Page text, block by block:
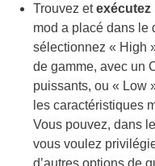
Trouvez etexécutez
mod a placé dans le
sélectionnez « High
de gamme, avec un
puissants, ou « Low
les caractéristiques
Vous pouvez, dans
vous voulez
d’autres options de